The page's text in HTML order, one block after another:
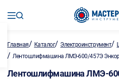
Главная/ Каталог/ Электроинструмент/
/ Лентошлифмашина ЛМЭ-600/457Э
Лентошлифмашина ЛМЭ-